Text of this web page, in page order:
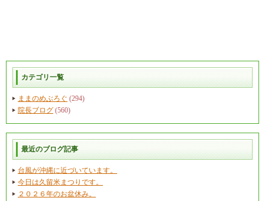
カテゴリ一覧
ままのめぶろぐ (294)
院長ブログ (560)
最近のブログ記事
台風が沖縄に近づいています。
今日は久留米まつりです。
２０２６年のお盆休み。